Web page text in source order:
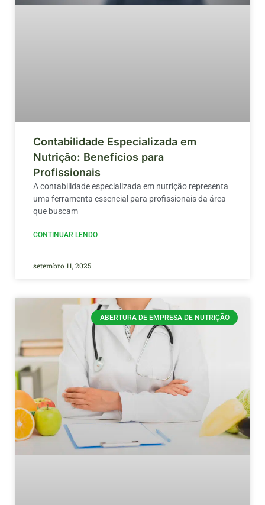
Contabilidade Especializada em
Nutrição: Benefícios para
Profissionais
A contabilidade especializada em nutrição representa
uma ferramenta essencial para profissionais da área
que buscam
CONTINUAR LENDO
setembro 11, 2025
ABERTURA DE EMPRESA DE NUTRIÇÃO